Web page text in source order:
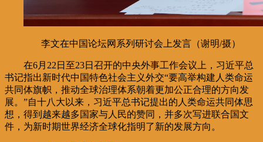
李文在中国论坛网系列研讨会上发言（谢明/摄）
在6月22日至23日召开的中央外事工作会议上，习近平总
书记指出新时代中国特色社会主义外交“要高举构建人类命运
共同体旗帜，推动全球治理体系朝着更加公正合理的方向发
展。”自十八大以来，习近平总书记提出的人类命运共同体思
想，得到越来越多国家与人民的赞同，并多次写进联合国文
件，为新时期世界经济全球化指明了新的发展方向。